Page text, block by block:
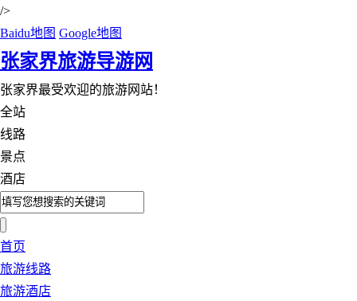
/>
Baidu地图 Google地图
张家界旅游导游网
张家界最受欢迎的旅游网站！
全站
线路
景点
酒店
首页
旅游线路
旅游酒店